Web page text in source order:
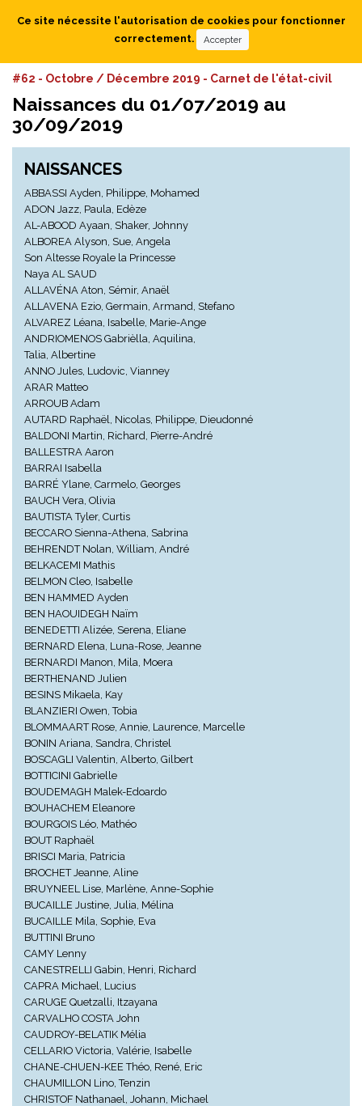
#62 - Octobre / Décembre 2019 - Carnet de l'état-civil
Naissances du 01/07/2019 au
30/09/2019
NAISSANCES
ABBASSI Ayden, Philippe, Mohamed
ADON Jazz, Paula, Edèze
AL-ABOOD Ayaan, Shaker, Johnny
ALBOREA Alyson, Sue, Angela
Son Altesse Royale la Princesse
Naya AL SAUD
ALLAVÉNA Aton, Sémir, Anaël
ALLAVENA Ezio, Germain, Armand, Stefano
ALVAREZ Léana, Isabelle, Marie-Ange
ANDRIOMENOS Gabrièlla, Aquilina,
Talia, Albertine
ANNO Jules, Ludovic, Vianney
ARAR Matteo
ARROUB Adam
AUTARD Raphaël, Nicolas, Philippe, Dieudonné
BALDONI Martin, Richard, Pierre-André
BALLESTRA Aaron
BARRAI Isabella
BARRÉ Ylane, Carmelo, Georges
BAUCH Vera, Olivia
BAUTISTA Tyler, Curtis
BECCARO Sienna-Athena, Sabrina
BEHRENDT Nolan, William, André
BELKACEMI Mathis
BELMON Cleo, Isabelle
BEN HAMMED Ayden
BEN HAOUIDEGH Naïm
BENEDETTI Alizée, Serena, Eliane
BERNARD Elena, Luna-Rose, Jeanne
BERNARDI Manon, Mila, Moera
BERTHENAND Julien
BESINS Mikaela, Kay
BLANZIERI Owen, Tobia
BLOMMAART Rose, Annie, Laurence, Marcelle
BONIN Ariana, Sandra, Christel
BOSCAGLI Valentin, Alberto, Gilbert
BOTTICINI Gabrielle
BOUDEMAGH Malek-Edoardo
BOUHACHEM Eleanore
BOURGOIS Léo, Mathéo
BOUT Raphaël
BRISCI Maria, Patricia
BROCHET Jeanne, Aline
BRUYNEEL Lise, Marlène, Anne-Sophie
BUCAILLE Justine, Julia, Mélina
BUCAILLE Mila, Sophie, Eva
BUTTINI Bruno
CAMY Lenny
CANESTRELLI Gabin, Henri, Richard
CAPRA Michael, Lucius
CARUGE Quetzalli, Itzayana
CARVALHO COSTA John
CAUDROY-BELATIK Mélia
CELLARIO Victoria, Valérie, Isabelle
CHANE-CHUEN-KEE Théo, René, Eric
CHAUMILLON Lino, Tenzin
CHRISTOF Nathanael, Johann, Michael
Ce site nécessite l'autorisation de cookies pour fonctionner
correctement.
Accepter